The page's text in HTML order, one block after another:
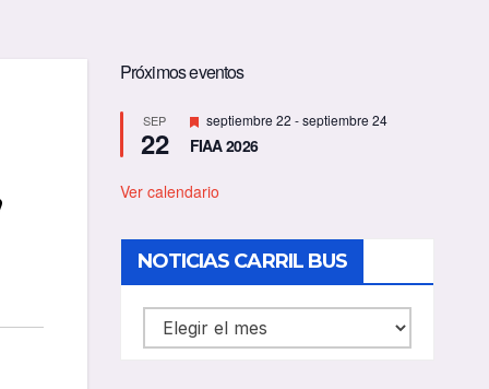
Próximos eventos
SEP
22
D
e
s
a
d
o
septiembre 22 -septiembre 24
FIAA 2026
Ver calendario
NOTICIAS CARRIL BUS
NOTICIAS
CARRIL